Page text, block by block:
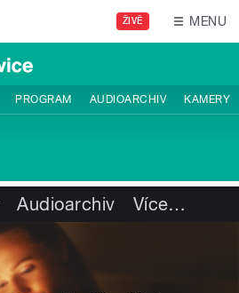
ŽIVĚ MENU
PROGRAM AUDIOARCHIV KAMERY
Audioarchiv Více…